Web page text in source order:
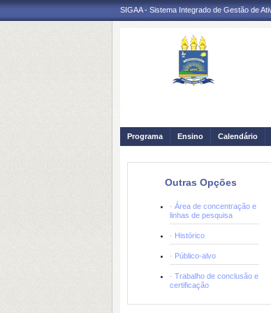
SIGAA - Sistema Integrado de Gestão de
Programa Ensino Calendário
Outras Opções
· Área de concentração e
linhas de pesquisa
· Histórico
· Público-alvo
· Trabalho de conclusão e
certificação